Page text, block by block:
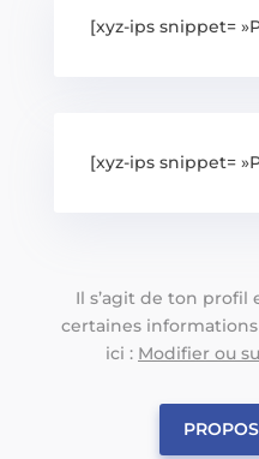
[xyz-ips snippet=
[xyz-ips snippet=
Il s’agit de ton
certaines
ici : Modifier ou